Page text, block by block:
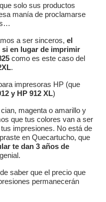
solo sus productos
manía de proclamarse
a ser sinceros, el
en lugar de imprimir
como es este caso del
.
impresoras HP (que
y HP 912 XL)
magenta o amarillo y
que tus colores van a ser
impresiones. No está de
en Quecartucho, que
te dan 3 años de
saber que el precio que
permanecerán